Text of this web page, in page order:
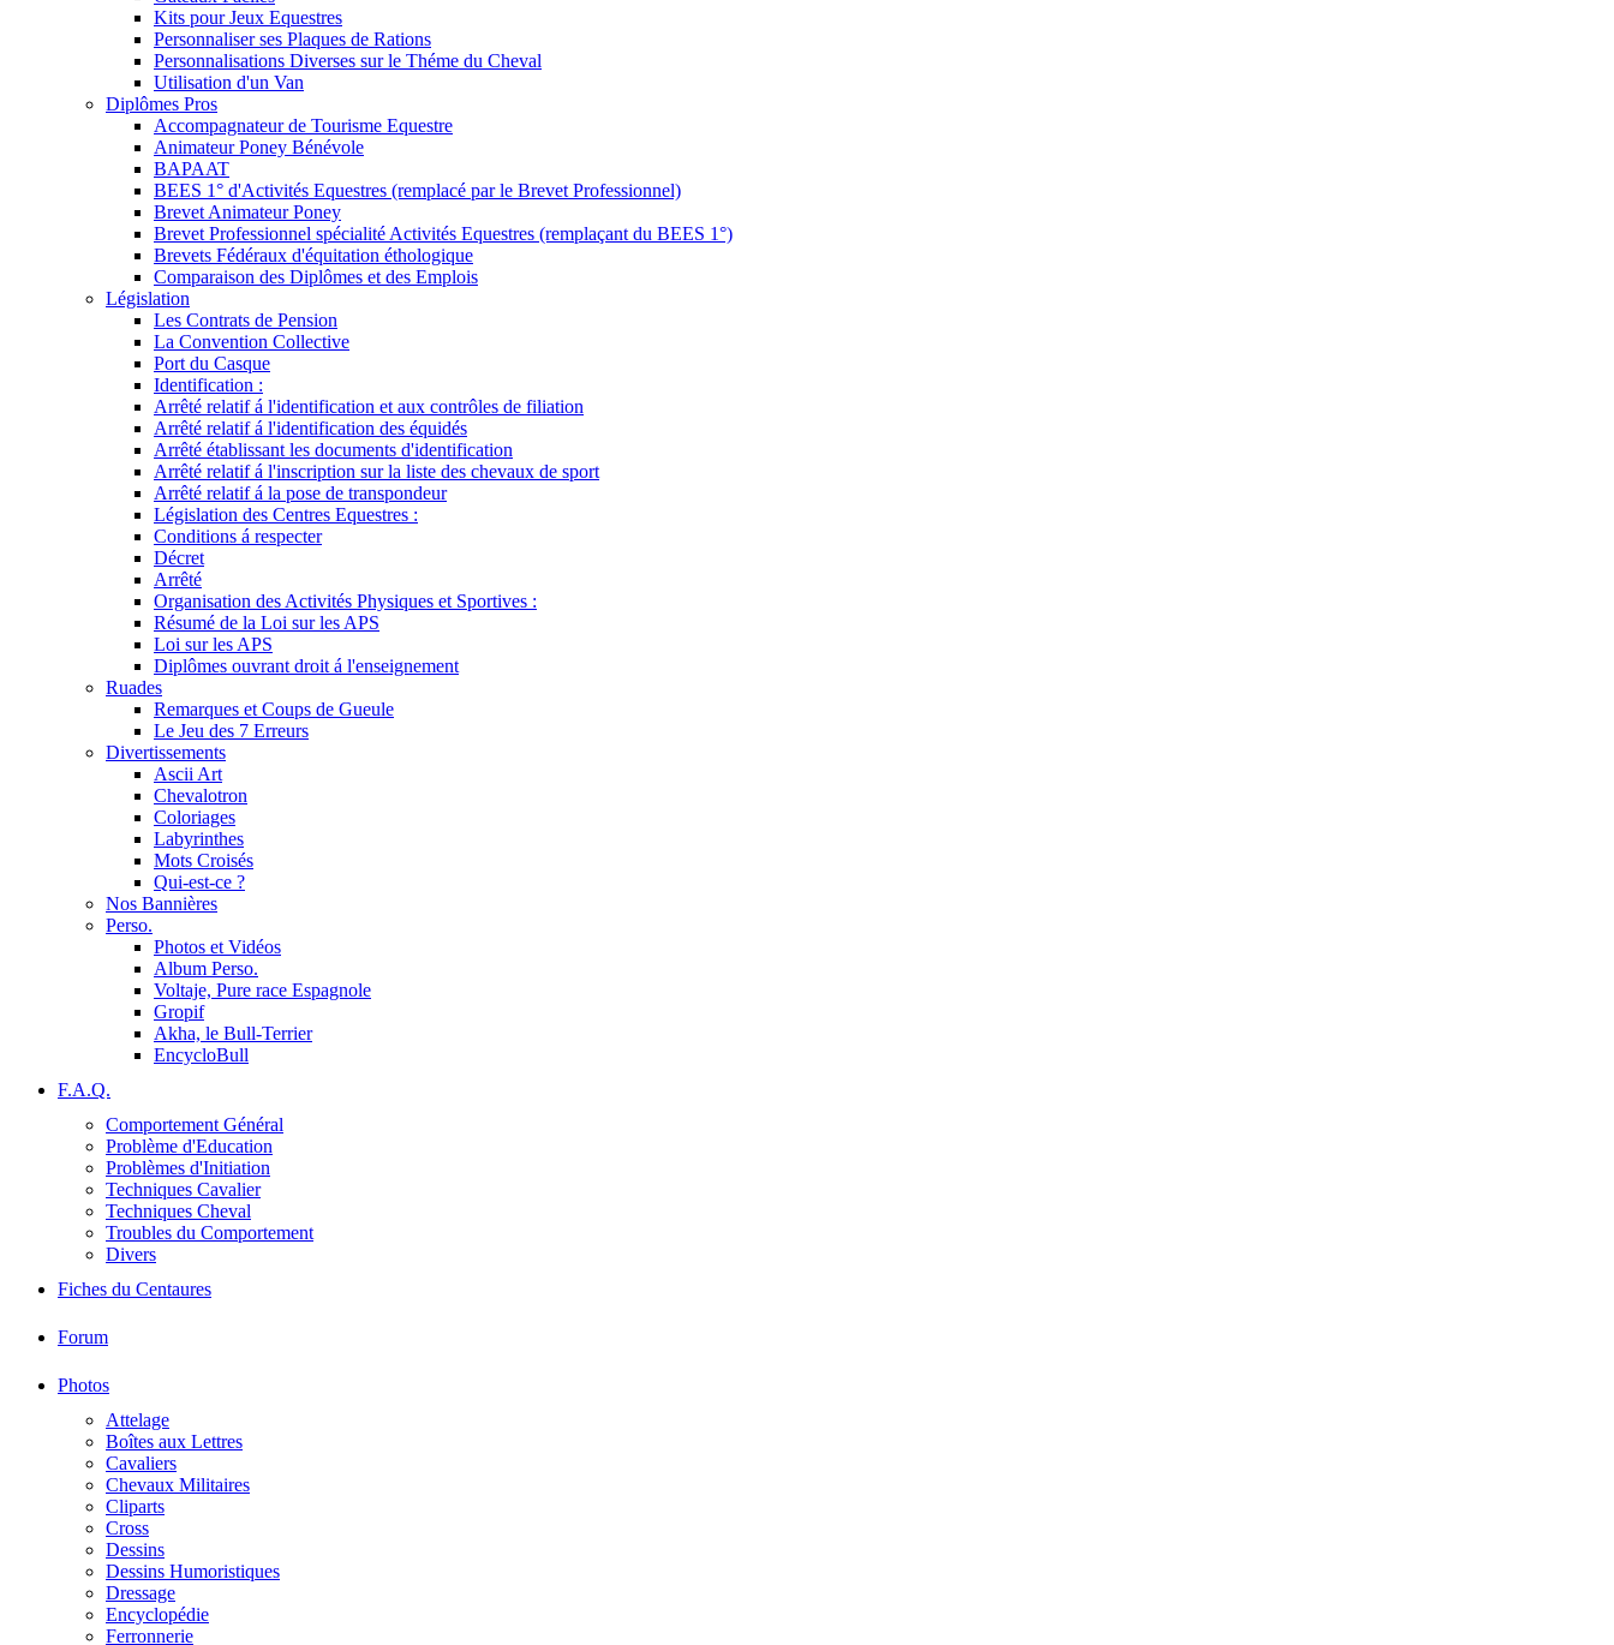
Kits pour Jeux Equestres
Personnaliser ses Plaques de Rations
Personnalisations Diverses sur le Théme du Cheval
Utilisation d'un Van
Diplômes Pros
Accompagnateur de Tourisme Equestre
Animateur Poney Bénévole
BAPAAT
BEES 1° d'Activités Equestres (remplacé par le Brevet Professionnel)
Brevet Animateur Poney
Brevet Professionnel spécialité Activités Equestres (remplaçant du BEES 1°)
Brevets Fédéraux d'équitation éthologique
Comparaison des Diplômes et des Emplois
Législation
Les Contrats de Pension
La Convention Collective
Port du Casque
Identification :
Arrêté relatif á l'identification et aux contrôles de filiation
Arrêté relatif á l'identification des équidés
Arrêté établissant les documents d'identification
Arrêté relatif á l'inscription sur la liste des chevaux de sport
Arrêté relatif á la pose de transpondeur
Législation des Centres Equestres :
Conditions á respecter
Décret
Arrêté
Organisation des Activités Physiques et Sportives :
Résumé de la Loi sur les APS
Loi sur les APS
Diplômes ouvrant droit á l'enseignement
Ruades
Remarques et Coups de Gueule
Le Jeu des 7 Erreurs
Divertissements
Ascii Art
Chevalotron
Coloriages
Labyrinthes
Mots Croisés
Qui-est-ce ?
Nos Bannières
Perso.
Photos et Vidéos
Album Perso.
Voltaje, Pure race Espagnole
Gropif
Akha, le Bull-Terrier
EncycloBull
F.A.Q.
Comportement Général
Problème d'Education
Problèmes d'Initiation
Techniques Cavalier
Techniques Cheval
Troubles du Comportement
Divers
Fiches du Centaures
Forum
Photos
Attelage
Boîtes aux Lettres
Cavaliers
Chevaux Militaires
Cliparts
Cross
Dessins
Dessins Humoristiques
Dressage
Encyclopédie
Ferronnerie